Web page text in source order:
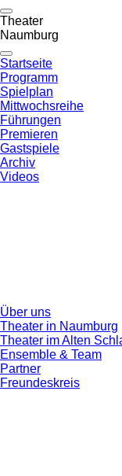
Theater
Naumburg
Startseite
Programm
Spielplan
Mittwochsreihe
Führungen
Premieren
Gastspiele
Archiv
Videos
Über uns
Theater in Naumburg
Theater im Alten
Ensemble & Team
Partner
Freundeskreis